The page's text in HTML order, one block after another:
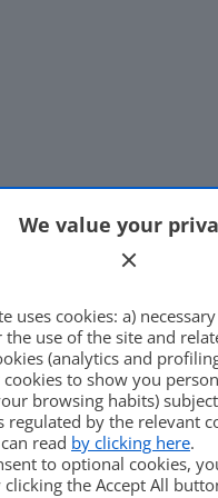
Di
20
per la nuova
ad elevate
ridotta al
un design
We value your
uses cookies: a)
use of the site and
(analytics and
to show you
browsing habits)
regulated by the relevant
read by clicking here.
to optional cookies,
the Accept All